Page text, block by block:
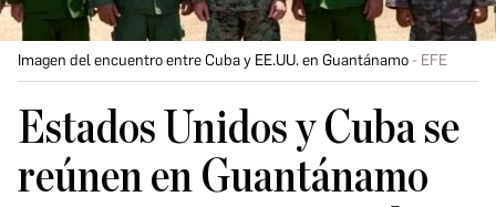
Imagen del encuentro entre Cuba y EE.UU. en Guantánamo EFE
Estados Unidos y Cuba se
reúnen en Guantánamo